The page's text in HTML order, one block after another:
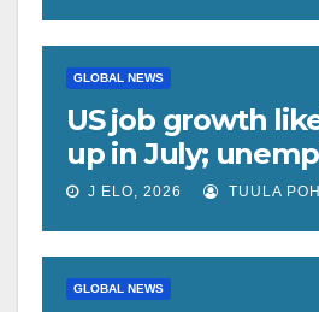
GLOBAL NEWS
US job growth
up in July;
rate forecast
J ELO, 2026 TUULA
GLOBAL NEWS